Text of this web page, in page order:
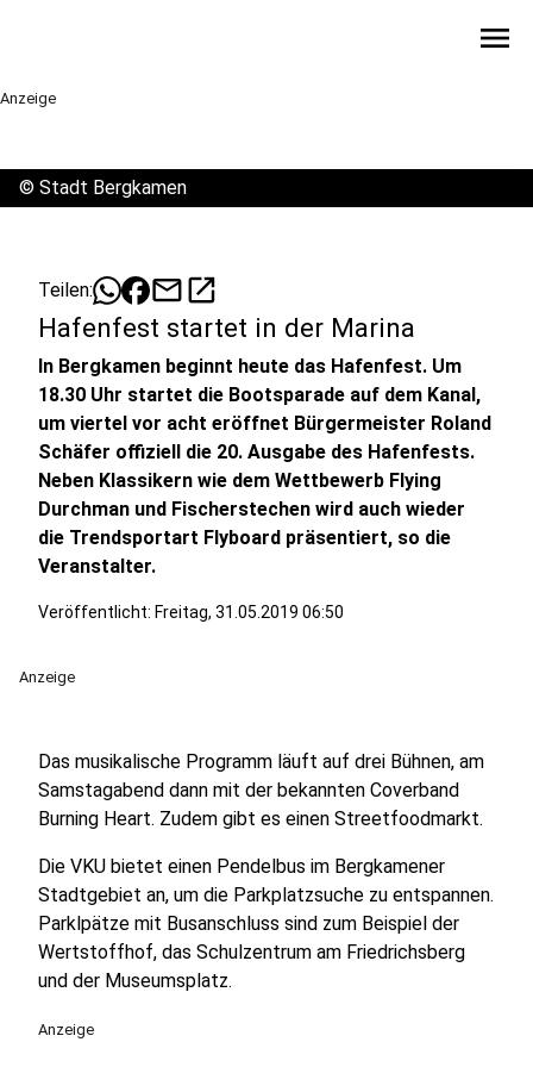
menu
Anzeige
© Stadt Bergkamen
Teilen: mailopen_in_new
Hafenfest startet in der Marina
In Bergkamen beginnt heute das Hafenfest. Um
18.30 Uhr startet die Bootsparade auf dem Kanal,
um viertel vor acht eröffnet Bürgermeister Roland
Schäfer offiziell die 20. Ausgabe des Hafenfests.
Neben Klassikern wie dem Wettbewerb Flying
Durchman und Fischerstechen wird auch wieder
die Trendsportart Flyboard präsentiert, so die
Veranstalter.
Veröffentlicht: Freitag, 31.05.2019 06:50
Anzeige
Das musikalische Programm läuft auf drei Bühnen, am
Samstagabend dann mit der bekannten Coverband
Burning Heart. Zudem gibt es einen Streetfoodmarkt.
Die VKU bietet einen Pendelbus im Bergkamener
Stadtgebiet an, um die Parkplatzsuche zu entspannen.
Parklpätze mit Busanschluss sind zum Beispiel der
Wertstoffhof, das Schulzentrum am Friedrichsberg
und der Museumsplatz.
Anzeige